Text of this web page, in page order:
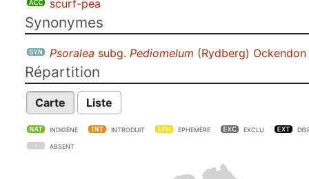
scurf-pea
Synonymes
Psoralea subg. Pediomelum (Rydberg) Ockendon
Répartition
Carte Liste
INDIGÈNE INTRODUIT EPHEMÈRE EXCLU
ABSENT